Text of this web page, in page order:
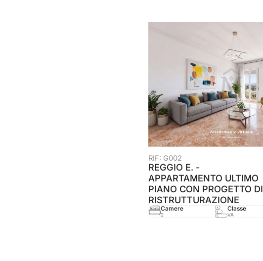
RIF: G002
REGGIO E. -
APPARTAMENTO ULTIMO
PIANO CON PROGETTO DI
RISTRUTTURAZIONE
Camere
2
Classe
VA